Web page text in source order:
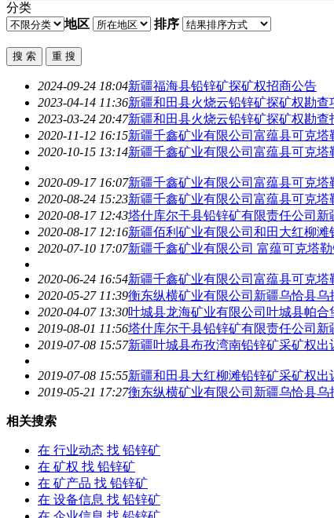
分类
地区
排序
2024-09-24 18:04新疆福海县铅锌矿探矿权招商公告
2023-04-14 11:36新疆和田县火烧云铅锌矿探矿权勘查
2023-03-24 20:47新疆和田县火烧云铅锌矿探矿权勘查
2020-11-12 16:15新疆千鑫矿业有限公司富蕴县可克塔
2020-10-15 13:14新疆千鑫矿业有限公司富蕴县可克塔
2020-09-17 16:07新疆千鑫矿业有限公司富蕴县可克塔
2020-08-24 15:23新疆千鑫矿业有限公司富蕴县可克塔
2020-08-17 12:43塔什库尔干县铅锌矿有限责任公司新
2020-08-17 12:16新疆佰利矿业有限公司和田大红柳滩
2020-07-10 17:07新疆千鑫矿业有限公司 富蕴可克塔勒
2020-06-24 16:54新疆千鑫矿业有限公司富蕴县可克塔
2020-05-27 11:39衡东纵横矿业有限公司新疆乌恰县乌
2020-04-07 13:30叶城县龙海矿业有限公司叶城县帕合
2019-08-01 11:56塔什库尔干县铅锌矿有限责任公司新
2019-07-08 15:57新疆叶城县布孜湾南铅锌矿采矿权出
2019-07-08 15:55新疆和田县大红柳滩铅锌矿采矿权出
2019-05-21 17:27衡东纵横矿业有限公司新疆乌恰县乌
相关搜索
在 行业动态 找 铅锌矿
在 矿权 找 铅锌矿
在 矿产品 找 铅锌矿
在 设备信息 找 铅锌矿